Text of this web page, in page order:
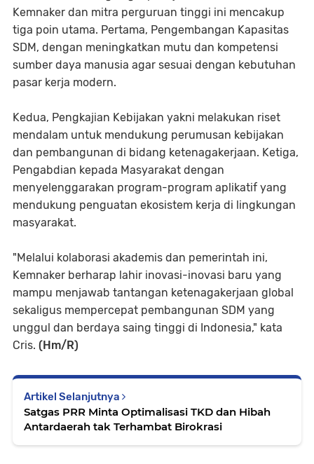
Kemnaker dan mitra perguruan tinggi ini mencakup
tiga poin utama. Pertama, Pengembangan Kapasitas
SDM, dengan meningkatkan mutu dan kompetensi
sumber daya manusia agar sesuai dengan kebutuhan
pasar kerja modern.
Kedua, Pengkajian Kebijakan yakni melakukan riset
mendalam untuk mendukung perumusan kebijakan
dan pembangunan di bidang ketenagakerjaan. Ketiga,
Pengabdian kepada Masyarakat dengan
menyelenggarakan program-program aplikatif yang
mendukung penguatan ekosistem kerja di lingkungan
masyarakat.
"Melalui kolaborasi akademis dan pemerintah ini,
Kemnaker berharap lahir inovasi-inovasi baru yang
mampu menjawab tantangan ketenagakerjaan global
sekaligus mempercepat pembangunan SDM yang
unggul dan berdaya saing tinggi di Indonesia," kata
Cris. (Hm/R)
Artikel Selanjutnya
Satgas PRR Minta Optimalisasi TKD dan Hibah
Antardaerah tak Terhambat Birokrasi